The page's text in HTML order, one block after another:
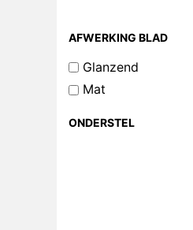
AFWERKING BLAD
Glanzend
Mat
ONDERSTEL